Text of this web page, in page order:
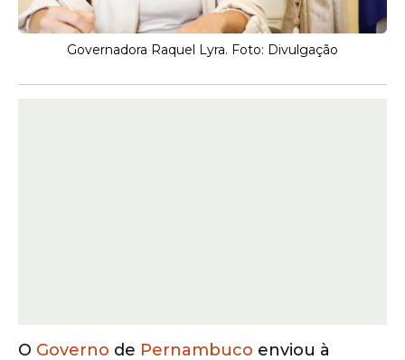
Governadora Raquel Lyra. Foto: Divulgação
O Governo de Pernambuco enviou à